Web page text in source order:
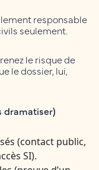
responsable
seulement.
le risque de
le dossier, lui,
dramatiser)
(contact public,
SI).